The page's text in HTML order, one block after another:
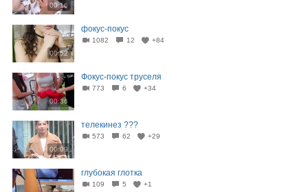
00:16
00:52
фокус-покус
1082 12 +84
00:36
Фокус-покус труселя
773 6 +34
00:09
телекинез ???
573 62 +29
глубокая глотка
109 5 +1